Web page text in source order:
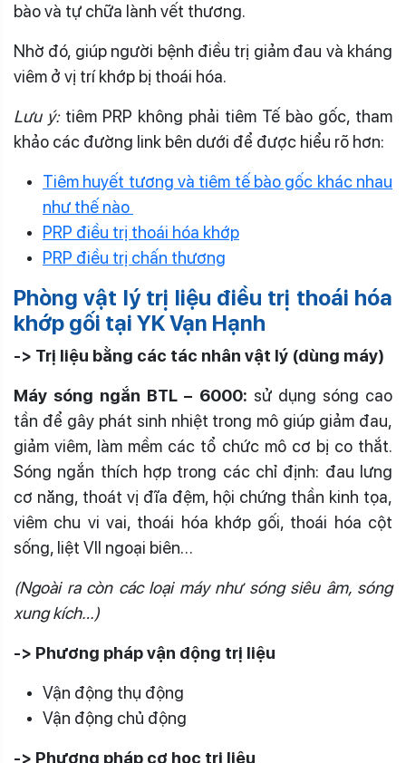
bào và tự chữa lành vết thương.
Nhờ đó, giúp người bệnh điều trị giảm đau và kháng
viêm ở vị trí khớp bị thoái hóa.
Lưu ý:tiêm PRP không phải tiêm Tế bào gốc, tham
khảo các đường link bên dưới để được hiểu rõ hơn:
Tiêm huyết tương và tiêm tế bào gốc khác nhau
như thế nào
PRP điều trị thoái hóa khớp
PRP điều trị chấn thương
Phòng vật lý trị liệu điều trị thoái hóa
khớp gối tại YK Vạn Hạnh
-> Trị liệu bằng các tác nhân vật lý (dùng máy)
Máy sóng ngắn BTL – 6000: sử dụng sóng cao
tần để gây phát sinh nhiệt trong mô giúp giảm đau,
giảm viêm, làm mềm các tổ chức mô cơ bị co thắt.
Sóng ngắn thích hợp trong các chỉ định: đau lưng
cơ năng, thoát vị đĩa đệm, hội chứng thần kinh tọa,
viêm chu vi vai, thoái hóa khớp gối, thoái hóa cột
sống, liệt VII ngoại biên…
(Ngoài ra còn các loại máy như sóng siêu âm, sóng
xung kích…)
-> Phương pháp vận động trị liệu
Vận động thụ động
Vận động chủ động
-> Phương pháp cơ học trị liệu